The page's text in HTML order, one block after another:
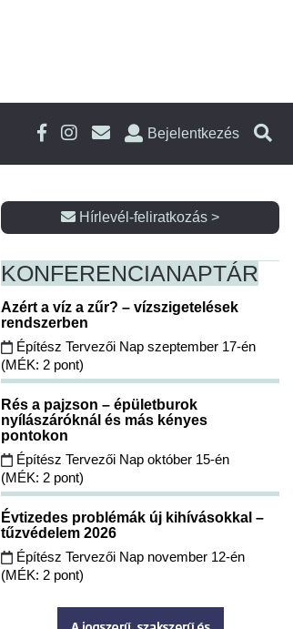
Bejelentkezés
Hírlevél-feliratkozás >
KONFERENCIANAPTÁR
Azért a víz a zűr? – vízszigetelések
rendszerben
Építész Tervezői Nap szeptember 17-én
(MÉK: 2 pont)
Rés a pajzson – épületburok
nyílászáróknál és más kényes
pontokon
Építész Tervezői Nap október 15-én
(MÉK: 2 pont)
Évtizedes problémák új kihívásokkal –
tűzvédelem 2026
Építész Tervezői Nap november 12-én
(MÉK: 2 pont)